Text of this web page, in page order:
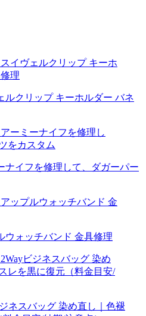
ルクリップ キーホルダー バネ
ナイフを修理して、ダガーパー
ウォッチバンド 金具修理
ネスバッグ 染め直し｜色褪